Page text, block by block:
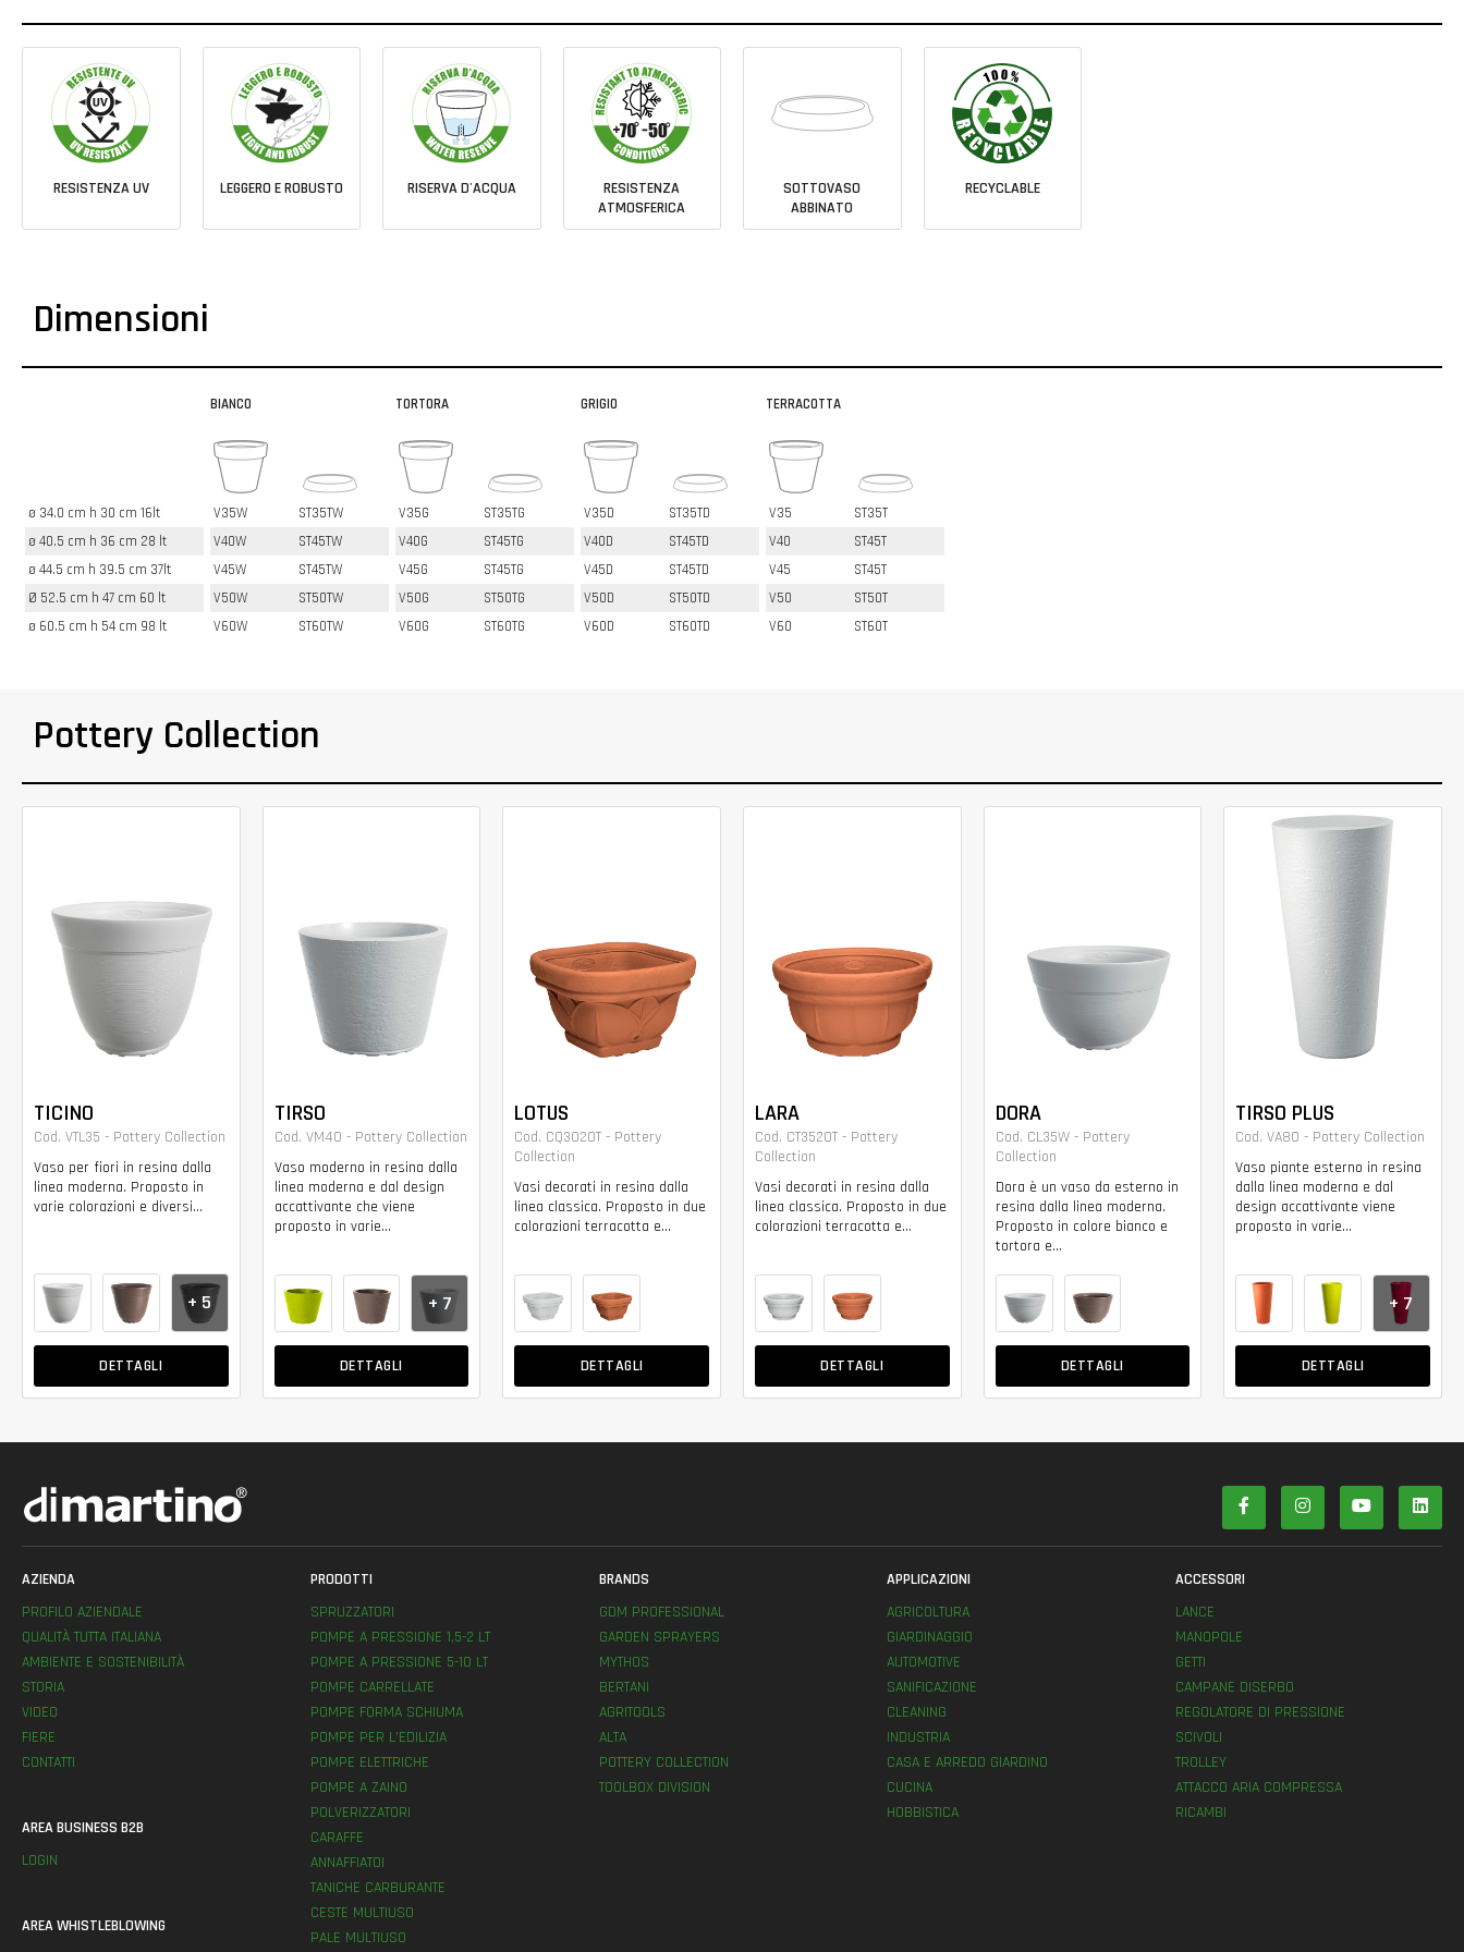
RESISTENZA UV LEGGERO E ROBUSTO RISERVA D'ACQUA
RESISTENZA
ATMOSFERICA
SOTTOVASO
ABBINATO
RECYCLABLE
Dimensioni
ø 34.0 cm h 30 cm 16lt
ø 40.5 cm h 36 cm 28 lt
ø 44.5 cm h 39.5 cm 37lt
Ø 52.5 cm h 47 cm 60 lt
ø 60.5 cm h 54 cm 98 lt
BIANCO
V35W
ST35TW
V40W
ST45TW
V45W
ST45TW
V50W
ST50TW
V60W
ST60TW
TORTORA
V35G
ST35TG
V40G
ST45TG
V45G
ST45TG
V50G
ST50TG
V60G
ST60TG
GRIGIO
V35D
ST35TD
V40D
ST45TD
V45D
ST45TD
V50D
ST50TD
V60D
ST60TD
TERRACOTTA
V35
ST35T
V40
ST45T
V45
ST45T
V50
ST50T
V60
ST60T
Pottery Collection
TICINO
Cod. VTL35 - Pottery Collection
Vaso per fiori in resina dalla
linea moderna. Proposto in
varie colorazioni e diversi...
DETTAGLI
+ 5
TIRSO
Cod. VM40 - Pottery Collection
Vaso moderno in resina dalla
linea moderna e dal design
accattivante che viene
proposto in varie...
DETTAGLI
+ 7
LOTUS
Cod. CQ3020T - Pottery
Collection
Vasi decorati in resina dalla
linea classica. Proposto in due
colorazioni terracotta e...
DETTAGLI
LARA
Cod. CT3520T - Pottery
Collection
Vasi decorati in resina dalla
linea classica. Proposto in due
colorazioni terracotta e...
DETTAGLI
DORA
Cod. CL35W - Pottery
Collection
Dora è un vaso da esterno in
resina dalla linea moderna.
Proposto in colore bianco e
tortora e...
DETTAGLI
TIRSO PLUS
Cod. VA80 - Pottery Collection
Vaso piante esterno in resina
dalla linea moderna e dal
design accattivante viene
proposto in varie...
DETTAGLI
+ 7
AZIENDA
PROFILO AZIENDALE
QUALITÀ TUTTA ITALIANA
AMBIENTE E SOSTENIBILITÀ
STORIA
VIDEO
FIERE
CONTATTI
AREA BUSINESS B2B
LOGIN
AREA WHISTLEBLOWING
PRODOTTI
SPRUZZATORI
POMPE A PRESSIONE 1,5-2 LT
POMPE A PRESSIONE 5-10 LT
POMPE CARRELLATE
POMPE FORMA SCHIUMA
POMPE PER L’EDILIZIA
POMPE ELETTRICHE
POMPE A ZAINO
POLVERIZZATORI
CARAFFE
ANNAFFIATOI
TANICHE CARBURANTE
CESTE MULTIUSO
PALE MULTIUSO
BRANDS
GDM PROFESSIONAL
GARDEN SPRAYERS
MYTHOS
BERTANI
AGRITOOLS
ALTA
POTTERY COLLECTION
TOOLBOX DIVISION
APPLICAZIONI
AGRICOLTURA
GIARDINAGGIO
AUTOMOTIVE
SANIFICAZIONE
CLEANING
INDUSTRIA
CASA E ARREDO GIARDINO
CUCINA
HOBBISTICA
ACCESSORI
LANCE
MANOPOLE
GETTI
CAMPANE DISERBO
REGOLATORE DI PRESSIONE
SCIVOLI
TROLLEY
ATTACCO ARIA COMPRESSA
RICAMBI